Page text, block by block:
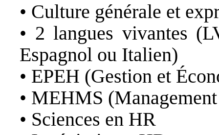
• Culture générale et
• 2 langues vivantes
Espagnol ou Italien)
• EPEH (Gestion et
• MEHMS
• Sciences en HR